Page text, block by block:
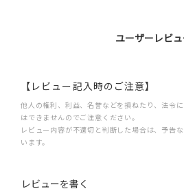
ユーザーレビ
【レビュー記入時のご注意】
他人の権利、利益、名誉などを損ねたり、法令
はできませんのでご注意ください。
レビュー内容が不適切と判断した場合は、予告
います。
レビューを書く